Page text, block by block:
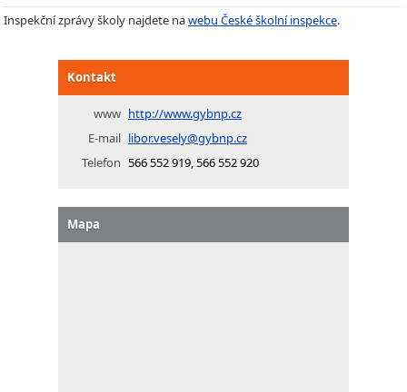
Inspekční zprávy školy najdete nawebu České školní inspekce.
Kontakt
www http://www.gybnp.cz
E-mail libor.vesely@gybnp.cz
Telefon 566 552 919, 566 552 920
Mapa